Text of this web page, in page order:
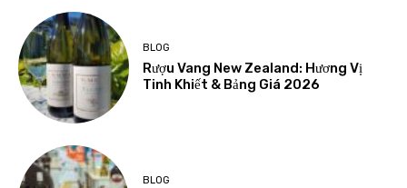
BLOG
Rượu Vang New Zealand: Hương Vị
Tinh Khiết & Bảng Giá 2026
BLOG